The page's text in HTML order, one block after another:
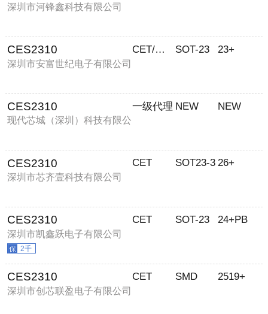
深圳市河锋鑫科技有限公司
CES2310
深圳市安富世纪电子有限公司
CET/華瑞 SOT-23 23+
CES2310
现代芯城（深圳）科技有限公
一级代理 NEW NEW
CES2310
深圳市芯齐壹科技有限公司
CET SOT23-3 26+
CES2310
深圳市凯鑫跃电子有限公司
2千
CET SOT-23 24+PB
CES2310
深圳市创芯联盈电子有限公司
CET SMD 2519+